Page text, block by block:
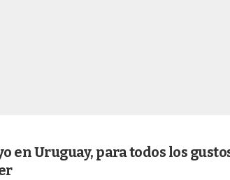
en Uruguay, para todos los